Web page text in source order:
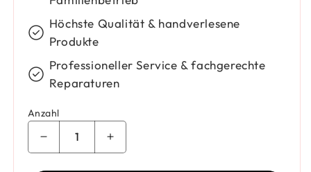
Höchste Qualität & handverlesene
Produkte
Professioneller Service & fachgerechte
Reparaturen
Anzahl
Verringere die Menge für Fossil Armband
Erhöhe die Menge für Fossil